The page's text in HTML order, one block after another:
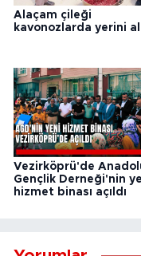
Alaçam çileği
kavonozlarda yerini
Vezirköprü'de
Gençlik Derneği'nin
hizmet binası açıldı